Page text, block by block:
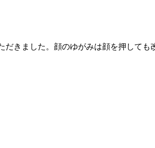
きました。顔のゆがみは顔を押して